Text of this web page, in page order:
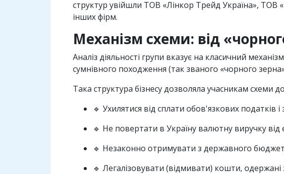
структур увійшли ТОВ «Лінкор Трейд Україна»,
інших фірм.
Механізм схеми: від
Аналіз діяльності групи вказує на класичний
сумнівного походження (так званого «чорного
Така структура бізнесу дозволяла учасникам схеми
🔹 Ухилятися від сплати обов'язкових податків і
🔹 Не повертати в Україну валютну виручку від
🔹 Незаконно отримувати з державного
🔹 Легалізовувати (відмивати) кошти,